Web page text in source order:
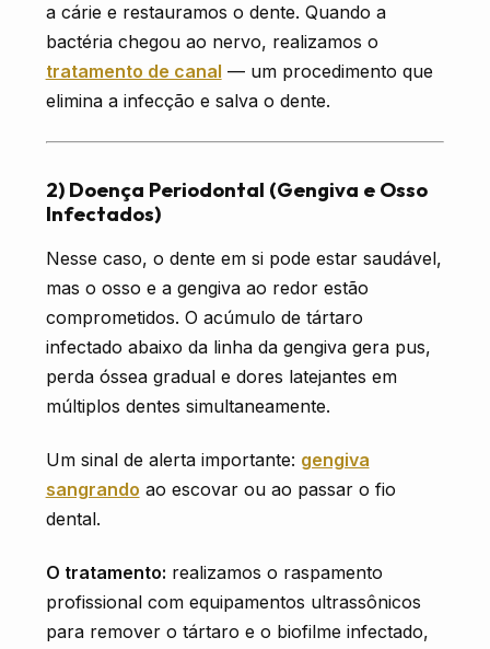
a cárie e restauramos o dente. Quando a
bactéria chegou ao nervo, realizamos o
tratamento de canal — um procedimento que
elimina a infecção e salva o dente.
2) Doença Periodontal (Gengiva e Osso
Infectados)
Nesse caso, o dente em si pode estar saudável,
mas o osso e a gengiva ao redor estão
comprometidos. O acúmulo de tártaro
infectado abaixo da linha da gengiva gera pus,
perda óssea gradual e dores latejantes em
múltiplos dentes simultaneamente.
Um sinal de alerta importante: gengiva
sangrando ao escovar ou ao passar o fio
dental.
O tratamento: realizamos o raspamento
profissional com equipamentos ultrassônicos
para remover o tártaro e o biofilme infectado,